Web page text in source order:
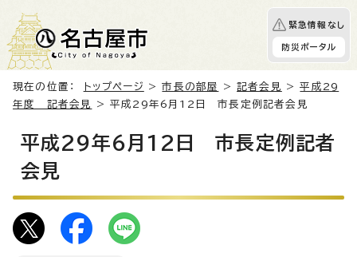
緊急情報なし
防災ポータル
現在の位置： トップページ >市長の部屋 >記者会見 >平成29
年度 記者会見
> 平成29年6月12日 市長定例記者会見
平成29年6月12日 市長定例記者
会見